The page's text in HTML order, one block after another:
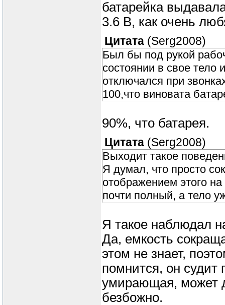
батарейка
3.6 В, как очень
Цитата (Serg2008)
Был бы под рукой
состоянии в свое
отключался при
100,что виновата
90%, что батарея.
Цитата (Serg2008)
Выходит такое
Я думал, что просто
отображением этого
почти полный, а тело
Я такое наблюдал
Да, емкость
этом не знает,
помнится, он судит
умирающая, может
безбожно.